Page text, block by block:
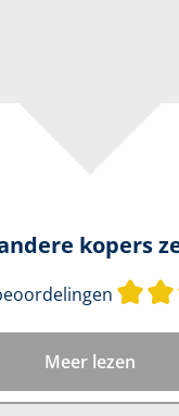
kopers
Meer lezen